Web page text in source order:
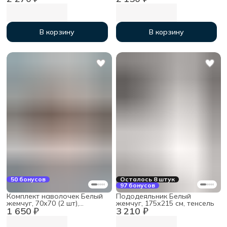
В корзину В корзину
50 бонусов
1 650 ₽
Комплект наволочек Белый
жемчуг, 70х70 (2 шт),
тенсель
Осталось 8 штук
97 бонусов
3 210 ₽
Пододеяльник Белый
жемчуг, 175х215 см, тенсель